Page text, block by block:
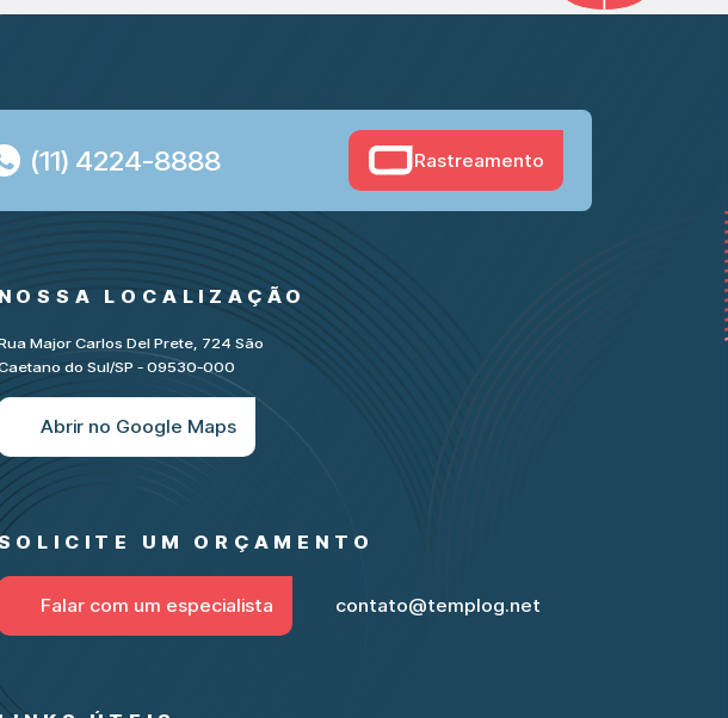
(11) 4224-8888 Rastreamento
NOSSA LOCALIZAÇÃO
Major Carlos Del Prete, 724 São
do Sul/SP - 09530-000
Abrir no Google Maps
UM ORÇAMENTO
Falar com um especialista contato@templog.net